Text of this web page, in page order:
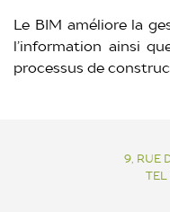
Le BIM améliore la
l’information ainsi
processus de
9, RUE